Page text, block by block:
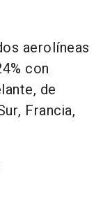
aerolíneas
con
de
Francia,